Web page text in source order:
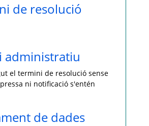
de resolució
administratiu
el termini de resolució sense
ni notificació s'entén
de dades